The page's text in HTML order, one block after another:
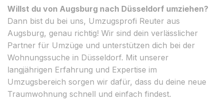
Willst du von Augsburg nach Düsseldorf umziehen?
Dann bist du bei uns, Umzugsprofi Reuter aus
Augsburg, genau richtig! Wir sind dein verlässlicher
Partner für Umzüge und unterstützen dich bei der
Wohnungssuche in Düsseldorf. Mit unserer
langjährigen Erfahrung und Expertise im
Umzugsbereich sorgen wir dafür, dass du deine neue
Traumwohnung schnell und einfach findest.